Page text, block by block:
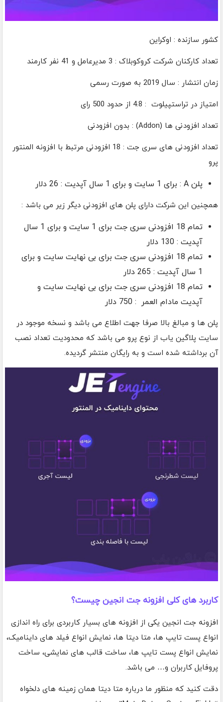
کشور سازنده : اوکراین
تعداد کارکنان شرکت کروکوبلاک : 3 مدیرعامل و 41 نفر کارمند
زمان انتشار : سال 2019 به صورت رسمی
امتیاز در تراستپیلوت : 4.8 از حدود 500 رای
تعداد افزودنی ها (Addon) : بدون افزودنی
تعداد افزودنی های سری جت : 18 افزودنی مرتبط با افزونه المنتور
پرو
پلن A : برای 1 سایت و برای 1 سال آپدیت : 26 دلار
همچنین این شرکت دارای پلن های افزودنی دیگر زیر می باشد :
تمام 18 افزودنی سری جت برای 1 سایت و برای 1 سال
آپدیت : 130 دلار
تمام 18 افزودنی سری جت برای بی نهایت سایت و برای
1 سال آپدیت : 265 دلار
تمام 18 افزودنی سری جت برای بی نهایت سایت و
آپدیت مادام العمر : 750 دلار
پلن ها و مبالغ بالا صرفا جهت اطلاع می باشد و نسخه موجود در
سایت پلاگین یاب از نوع پرو می باشد که محدودیت تعداد نصب
آن برداشته شده است و به رایگان منتشر گردیده.
کاربرد های کلی افزونه جت انجین چیست؟
افزونه جت انجین یکی از افزونه های بسیار کاربردی برای راه اندازی
انواع پست تایپ ها، متا دیتا ها، نمایش انواع فیلد های داینامیک،
نمایش انواع پست تایپ ها، ساخت قالب های نمایشی، ساخت
پروفایل کاربران و… می باشد.
دقت کنید که منظور ما درباره متا دیتا همان زمینه های دلخواه